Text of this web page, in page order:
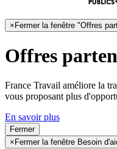
×Fermer la fenêtre "Offres
Offres
France Travail améliore la
vous proposant plus
En savoir plus
Fermer
× Fermer la fenêtre Besoin